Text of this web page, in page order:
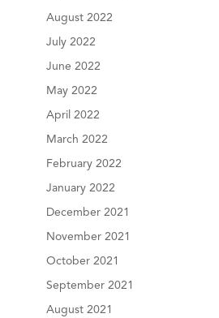
August 2022
July 2022
June 2022
May 2022
April 2022
March 2022
February 2022
January 2022
December 2021
November 2021
October 2021
September 2021
August 2021